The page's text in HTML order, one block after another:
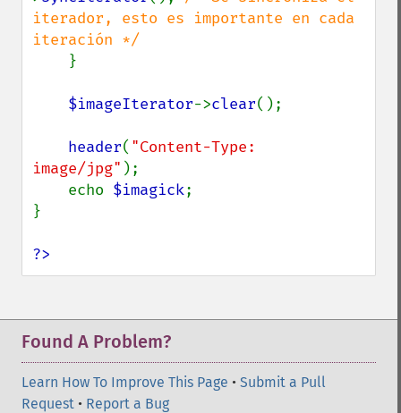
iterador, esto es importante en cada
iteración */
}
$imageIterator->clear();
header( "Content-Type:
image/jpg" );
    echo
$imagick;
}
?>
Found A Problem?
Learn How To Improve This Page • Submit a Pull
Request • Report a Bug